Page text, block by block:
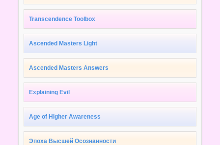
Transcendence Toolbox
Ascended Masters Light
Ascended Masters Answers
Explaining Evil
Age of Higher Awareness
Эпоха Высшей Осознанности